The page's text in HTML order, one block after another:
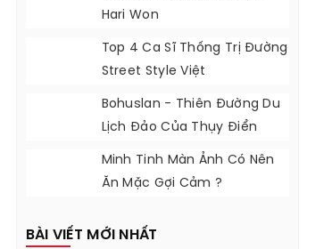
Hari Won
Top 4 Ca Sĩ Thống Trị Đường
Street Style Việt
Bohuslan - Thiên Đường Du
Lịch Đảo Của Thụy Điển
Minh Tinh Màn Ảnh Có Nên
Ăn Mặc Gợi Cảm ?
BÀI VIẾT MỚI NHẤT